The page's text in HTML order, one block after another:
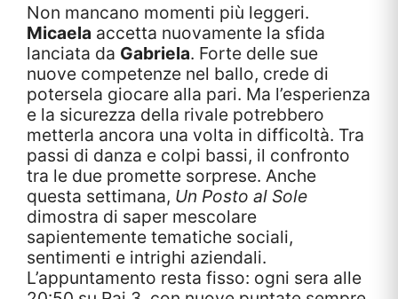
Non mancano momenti più leggeri.
Micaela accetta nuovamente la sfida
lanciata da Gabriela. Forte delle sue
nuove competenze nel ballo, crede di
potersela giocare alla pari. Ma l’esperienza
e la sicurezza della rivale potrebbero
metterla ancora una volta in difficoltà. Tra
passi di danza e colpi bassi, il confronto
tra le due promette sorprese. Anche
questa settimana, Un Posto al Sole
dimostra di saper mescolare
sapientemente tematiche sociali,
sentimenti e intrighi aziendali.
L’appuntamento resta fisso: ogni sera alle